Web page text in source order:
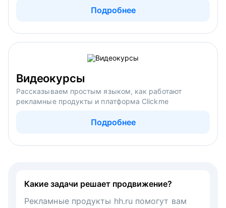
Подробнее
Видеокурсы
Рассказываем простым языком, как работают
рекламные продукты и платформа Clickme
Подробнее
Какие задачи решает продвижение?
Рекламные продукты hh.ru помогут вам